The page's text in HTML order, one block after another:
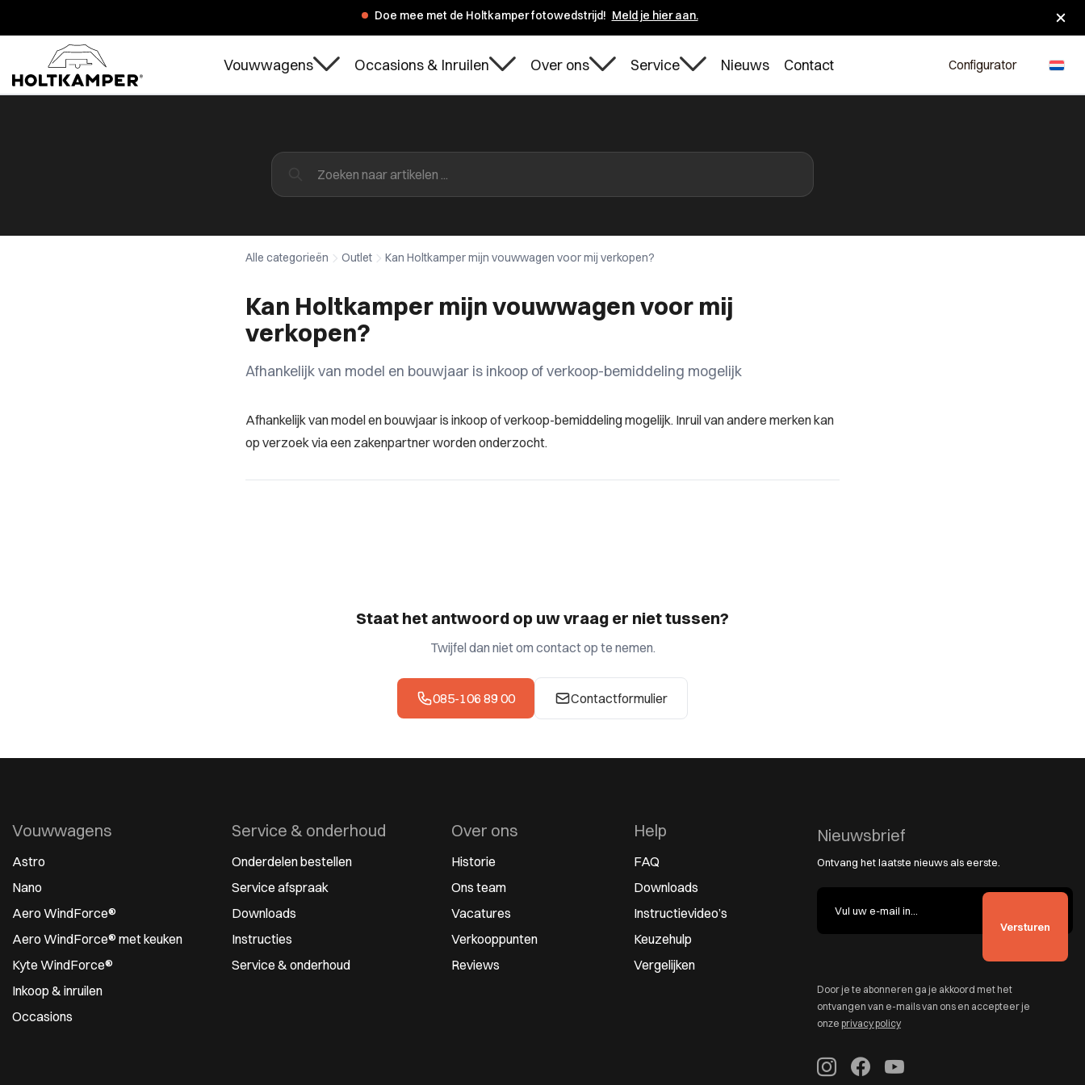
Doe mee met de Holtkamper fotowedstrijd! Meld je hier aan.
Vouwwagens Occasions & Inruilen Over ons Service Nieuws Contact Configurator
Alle categorieën Outlet Kan Holtkamper mijn vouwwagen voor mij verkopen?
Kan Holtkamper mijn vouwwagen voor mij
verkopen?
Afhankelijk van model en bouwjaar is inkoop of verkoop-bemiddeling mogelijk
Afhankelijk van model en bouwjaar is inkoop of verkoop-bemiddeling mogelijk. Inruil van andere merken kan
op verzoek via een zakenpartner worden onderzocht.
Staat het antwoord op uw vraag er niet tussen?
Twijfel dan niet om contact op te nemen.
085-106 89 00 Contactformulier
Vouwwagens
Astro
Nano
Aero WindForce®
Aero WindForce® met keuken
Kyte WindForce®
Inkoop & inruilen
Occasions
Service & onderhoud
Onderdelen bestellen
Service afspraak
Downloads
Instructies
Service & onderhoud
Over ons
Historie
Ons team
Vacatures
Verkooppunten
Reviews
Help
FAQ
Downloads
Instructievideo’s
Keuzehulp
Vergelijken
Nieuwsbrief
Ontvang het laatste nieuws als eerste.
Door je te abonneren ga je akkoord met het
ontvangen van e-mails van ons en accepteer je
onze privacy policy